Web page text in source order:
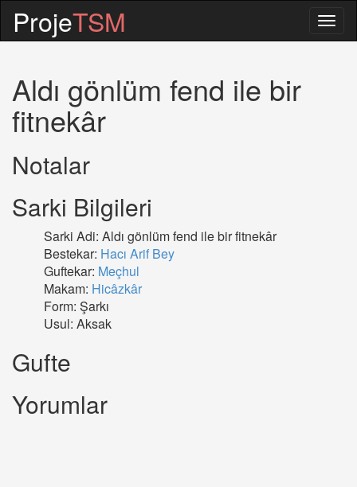
ProjeTSM
Aldı gönlüm fend ile bir
fitnekâr
Notalar
Sarki Bilgileri
Sarki Adi: Aldı gönlüm fend ile bir fitnekâr
Bestekar: Hacı Arif Bey
Guftekar: Meçhul
Makam: Hicâzkâr
Form: Şarkı
Usul: Aksak
Gufte
Yorumlar